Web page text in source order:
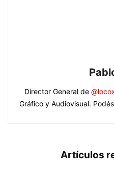
Director General de
Gráfico y Audiovisual.
Artículos